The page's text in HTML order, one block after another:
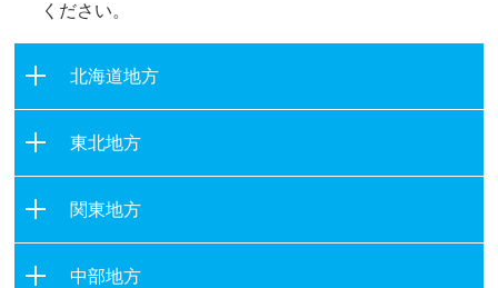
ください。
北海道地方
東北地方
宮城県
関東地方
中部地方